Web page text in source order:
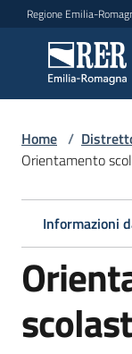
Vai al contenuto
Vai alla navigazione
Vai al footer
Regione Emilia-
e
Argomenti
Servizi
Centri
Home /
Orientamento
Informazioni